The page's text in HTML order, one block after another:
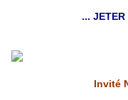
...
Invité